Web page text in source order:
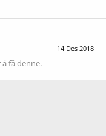
14 Des 2018
få denne.